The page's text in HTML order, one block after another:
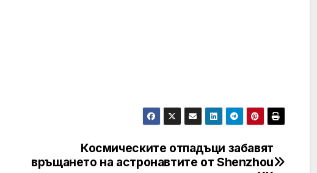
Космическите отпадъци забавят
връщането на астронавтите от Shenzhou